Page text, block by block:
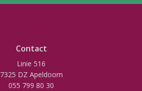
Contact
Linie 516
7325 DZ Apeldoorn
055 799 80 30